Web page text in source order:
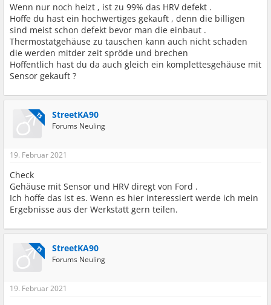
Wenn nur noch heizt , ist zu 99% das HRV defekt .
Hoffe du hast ein hochwertiges gekauft , denn die billigen
sind meist schon defekt bevor man die einbaut .
Thermostatgehäuse zu tauschen kann auch nicht schaden
die werden mitder zeit spröde und brechen
Hoffentlich hast du da auch gleich ein komplettesgehäuse mit
Sensor gekauft ?
TS StreetKA90
Forums Neuling
19. Februar 2021
Check
Gehäuse mit Sensor und HRV diregt von Ford .
Ich hoffe das ist es. Wenn es hier interessiert werde ich mein
Ergebnisse aus der Werkstatt gern teilen.
TS StreetKA90
Forums Neuling
19. Februar 2021